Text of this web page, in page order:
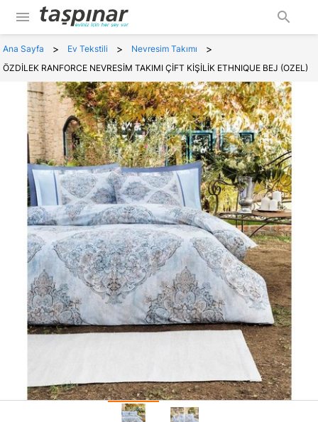
menu search
Ana Sayfa > Ev Tekstili > Nevresim Takımı >
ÖZDİLEK RANFORCE NEVRESİM TAKIMI ÇİFT KİŞİLİK ETHNIQUE BEJ (OZEL)